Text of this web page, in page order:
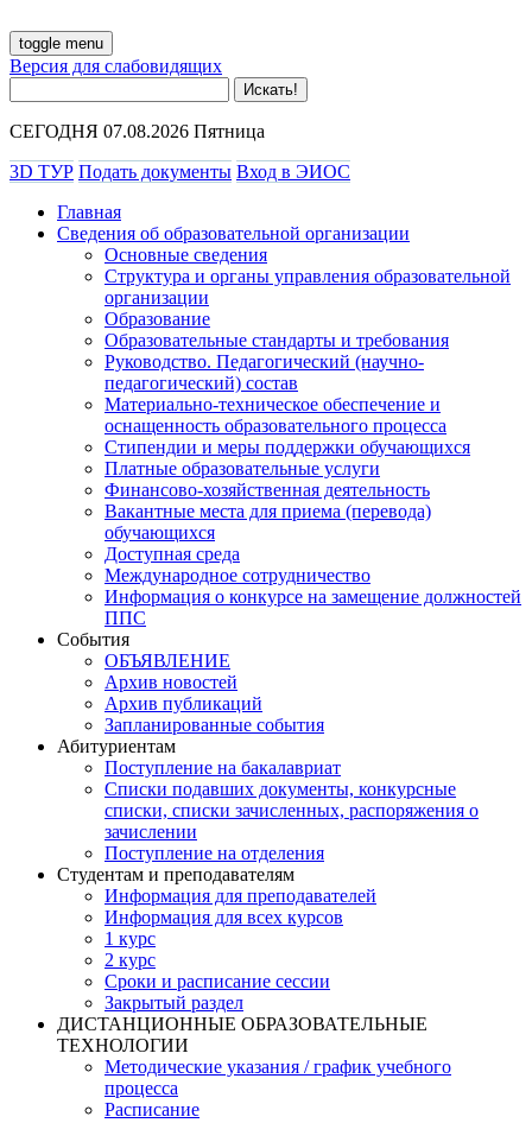
toggle menu
Версия для слабовидящих
СЕГОДНЯ 07.08.2026 Пятница
3D ТУР Подать документы Вход в ЭИОС
Главная
Сведения об образовательной организации
Основные сведения
Структура и органы управления образовательной
организации
Образование
Образовательные стандарты и требования
Руководство. Педагогический (научно-
педагогический) состав
Материально-техническое обеспечение и
оснащенность образовательного процесса
Стипендии и меры поддержки обучающихся
Платные образовательные услуги
Финансово-хозяйственная деятельность
Вакантные места для приема (перевода)
обучающихся
Доступная среда
Международное сотрудничество
Информация о конкурсе на замещение должностей
ППС
События
ОБЪЯВЛЕНИЕ
Архив новостей
Архив публикаций
Запланированные события
Абитуриентам
Поступление на бакалавриат
Списки подавших документы, конкурсные
списки, списки зачисленных, распоряжения о
зачислении
Поступление на отделения
Студентам и преподавателям
Информация для преподавателей
Информация для всех курсов
1 курс
2 курс
Сроки и расписание сессии
Закрытый раздел
ДИСТАНЦИОННЫЕ ОБРАЗОВАТЕЛЬНЫЕ
ТЕХНОЛОГИИ
Методические указания / график учебного
процесса
Расписание